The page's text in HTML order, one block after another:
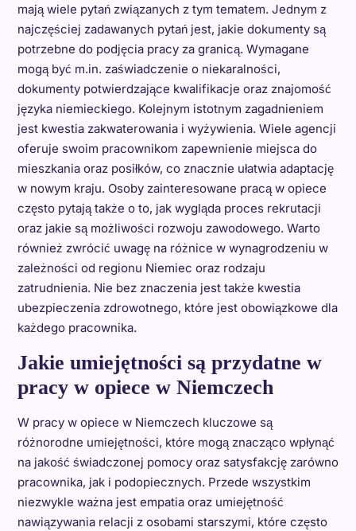
mają wiele pytań związanych z tym tematem. Jednym z
najczęściej zadawanych pytań jest, jakie dokumenty są
potrzebne do podjęcia pracy za granicą. Wymagane
mogą być m.in. zaświadczenie o niekaralności,
dokumenty potwierdzające kwalifikacje oraz znajomość
języka niemieckiego. Kolejnym istotnym zagadnieniem
jest kwestia zakwaterowania i wyżywienia. Wiele agencji
oferuje swoim pracownikom zapewnienie miejsca do
mieszkania oraz posiłków, co znacznie ułatwia adaptację
w nowym kraju. Osoby zainteresowane pracą w opiece
często pytają także o to, jak wygląda proces rekrutacji
oraz jakie są możliwości rozwoju zawodowego. Warto
również zwrócić uwagę na różnice w wynagrodzeniu w
zależności od regionu Niemiec oraz rodzaju
zatrudnienia. Nie bez znaczenia jest także kwestia
ubezpieczenia zdrowotnego, które jest obowiązkowe dla
każdego pracownika.
Jakie umiejętności są przydatne w
pracy w opiece w Niemczech
W pracy w opiece w Niemczech kluczowe są
różnorodne umiejętności, które mogą znacząco wpłynąć
na jakość świadczonej pomocy oraz satysfakcję zarówno
pracownika, jak i podopiecznych. Przede wszystkim
niezwykle ważna jest empatia oraz umiejętność
nawiązywania relacji z osobami starszymi, które często